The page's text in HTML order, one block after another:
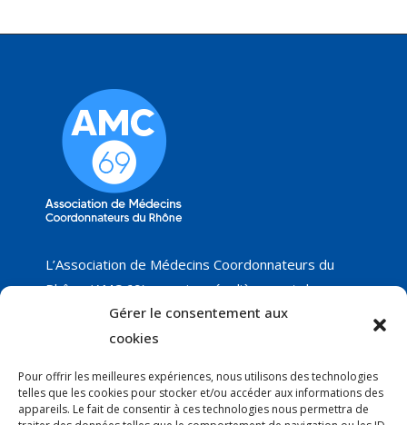
Gérer le consentement aux
cookies
Pour offrir les meilleures expériences, nous utilisons des technologies
telles que les cookies pour stocker et/ou accéder aux informations des
appareils. Le fait de consentir à ces technologies nous permettra de
L’Association de Médecins Coordonnateurs du
Rhône (AMC 69) organise régulièrement des
groupes de travail sur différents thèmes, dont
nous vous proposerons les résultats, ainsi que les
de vous faire part de nos nouveautés !